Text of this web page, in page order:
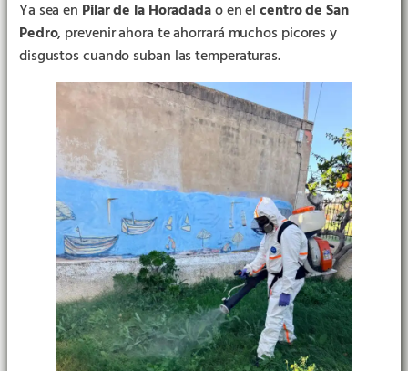
Ya sea en Pilar de la Horadadao en elcentro de San
Pedro, prevenir ahora te ahorrará muchos picores y
disgustos cuando suban las temperaturas.